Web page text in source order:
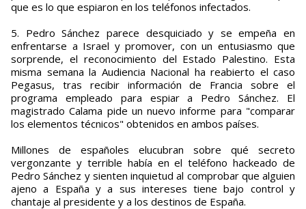
que es lo que espiaron en los teléfonos infectados.
5. Pedro Sánchez parece desquiciado y se empeña en
enfrentarse a Israel y promover, con un entusiasmo que
sorprende, el reconocimiento del Estado Palestino. Esta
misma semana la Audiencia Nacional ha reabierto el caso
Pegasus, tras recibir información de Francia sobre el
programa empleado para espiar a Pedro Sánchez. El
magistrado Calama pide un nuevo informe para "comparar
los elementos técnicos" obtenidos en ambos países.
Millones de españoles elucubran sobre qué secreto
vergonzante y terrible había en el teléfono hackeado de
Pedro Sánchez y sienten inquietud al comprobar que alguien
ajeno a España y a sus intereses tiene bajo control y
chantaje al presidente y a los destinos de España.